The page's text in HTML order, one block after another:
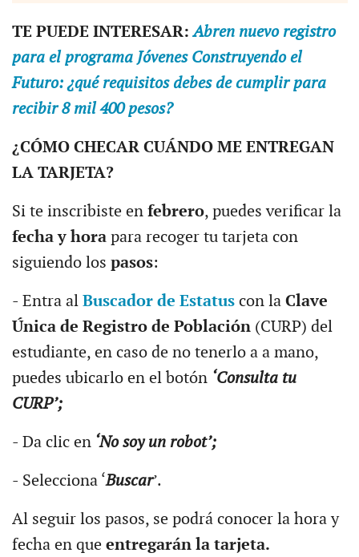
TE PUEDE INTERESAR:Abren nuevo registro
para el programa Jóvenes Construyendo el
Futuro: ¿qué requisitos debes de cumplir para
recibir 8 mil 400 pesos?
¿CÓMO CHECAR CUÁNDO ME ENTREGAN
LA TARJETA?
Si te inscribiste en febrero, puedes verificar la
fecha y horapara recoger tu tarjeta con
siguiendo los pasos:
- Entra al Buscador de Estatuscon la Clave
Única de Registro de Población(CURP) del
estudiante, en caso de no tenerlo a a mano,
puedes ubicarlo en el botón ‘Consulta tu
CURP’;
- Da clic en‘No soy un robot’;
- Selecciona ‘Buscar’.
Al seguir los pasos, se podrá conocer la hora y
fecha en que entregarán la tarjeta.